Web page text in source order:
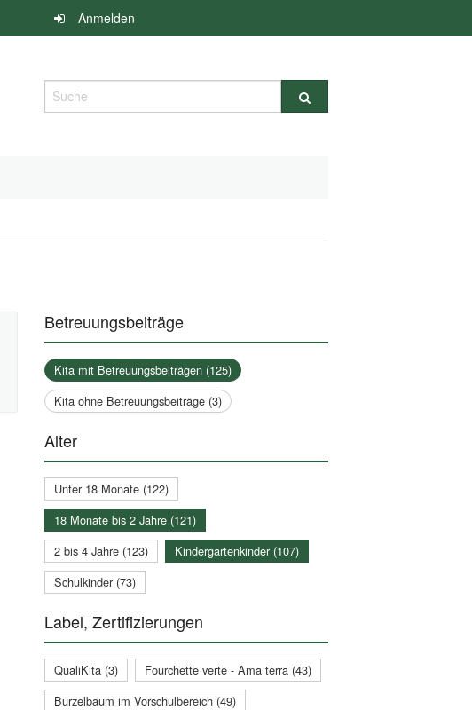
Anmelden
Suche
Betreuungsbeiträge
Kita mit Betreuungsbeiträgen (125)
Kita ohne Betreuungsbeiträge (3)
Alter
Unter 18 Monate (122)
18 Monate bis 2 Jahre (121)
2 bis 4 Jahre (123)
Kindergartenkinder (107)
Schulkinder (73)
Label, Zertifizierungen
QualiKita (3)
Fourchette verte - Ama terra (43)
Burzelbaum im Vorschulbereich (49)